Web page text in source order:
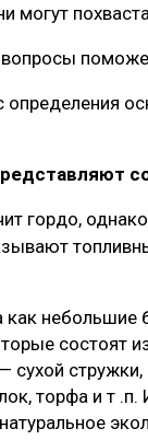
могут
вопросы
определения
гордо,
небольшие
состоят
сухой
торфа и т